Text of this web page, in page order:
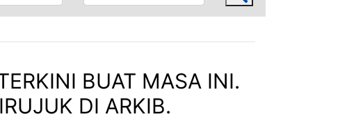
BUAT MASA INI.
DI ARKIB.